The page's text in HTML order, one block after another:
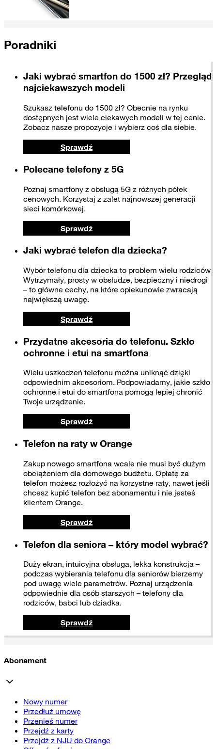
Poradniki
Jaki wybrać smartfon do 1500 zł? Przegląd
najciekawszych modeli
Szukasz telefonu do 1500 zł? Obecnie na rynku
dostępnych jest wiele ciekawych modeli w tej cenie.
Zobacz nasze propozycje i wybierz coś dla siebie.
Sprawdź
Polecane telefony z 5G
Poznaj smartfony z obsługą 5G z różnych półek
cenowych. Korzystaj z zalet najnowszej generacji
sieci komórkowej.
Sprawdź
Jaki wybrać telefon dla dziecka?
Wybór telefonu dla dziecka to problem wielu rodziców.
Wytrzymały, prosty w obsłudze, bezpieczny i niedrogi
– to główne cechy, na które opiekunowie zwracają
największą uwagę.
Sprawdź
Przydatne akcesoria do telefonu. Szkło
ochronne i etui na smartfona
Wielu uszkodzeń telefonu można uniknąć dzięki
odpowiednim akcesoriom. Podpowiadamy, jakie szkło
ochronne i etui do smartfona pomogą lepiej chronić
Twoje urządzenie.
Sprawdź
Telefon na raty w Orange
Zakup nowego smartfona wcale nie musi być dużym
obciążeniem dla domowego budżetu. Opłatę za
telefon możesz rozłożyć na korzystne raty, nawet jeśli
chcesz kupić telefon bez abonamentu i nie jesteś
klientem Orange.
Sprawdź
Telefon dla seniora – który model wybrać?
Duży ekran, intuicyjna obsługa, lekka konstrukcja –
podczas wybierania telefonu dla seniorów bierzemy
pod uwagę wiele parametrów. Poznaj urządzenia
odpowiednie dla osób starszych – telefony dla
rodziców, babci lub dziadka.
Sprawdź
Abonament
Nowy numer
Przedłuż umowę
Przenieś numer
Przejdź z karty
Przejdź z NJU do Orange